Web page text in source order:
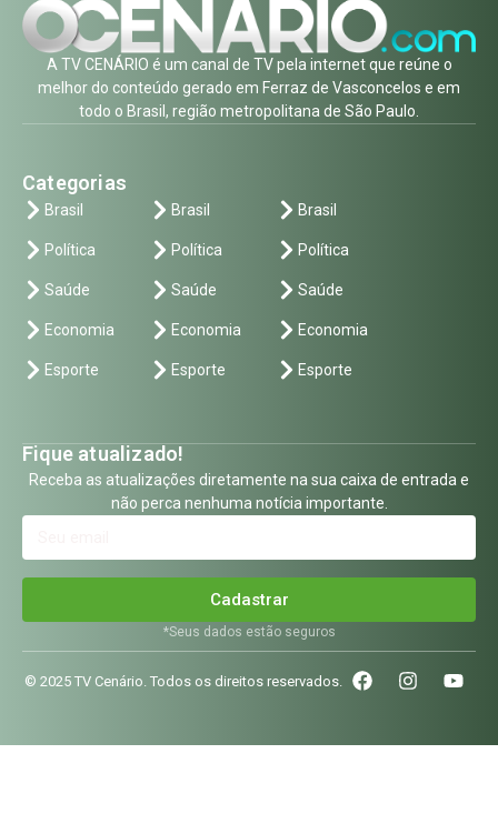
A TV CENÁRIO é um canal de TV pela internet que reúne o
melhor do conteúdo gerado em Ferraz de Vasconcelos e em
todo o Brasil, região metropolitana de São Paulo.
Categorias
Brasil
Política
Saúde
Economia
Esporte
Brasil
Política
Saúde
Economia
Esporte
Brasil
Política
Saúde
Economia
Esporte
Fique atualizado!
Receba as atualizações diretamente na sua caixa de entrada e
não perca nenhuma notícia importante.
Cadastrar
*Seus dados estão seguros
© 2025 TV Cenário. Todos os direitos reservados.